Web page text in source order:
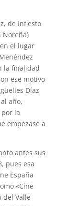
de Infiesto
Noreña)
el lugar
la finalidad
ese motivo
Díaz
año,
la
empezase a
antes sus
pues esa
España
«Cine
del Valle